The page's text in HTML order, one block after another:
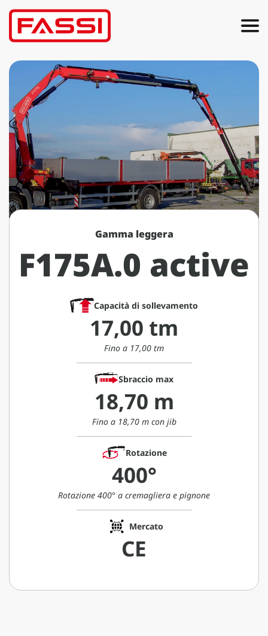
Gamma leggera
F175A.0 active
Capacità di sollevamento
17,00 tm
Fino a 17,00 tm
Sbraccio max
18,70 m
Fino a 18,70 m con jib
Rotazione
400°
Rotazione 400° a cremagliera e pignone
Mercato
CE